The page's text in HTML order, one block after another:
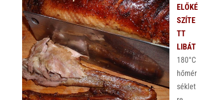
ELŐKÉ
SZÍTE
TT
LIBÁT
180°C
hőmér
séklet